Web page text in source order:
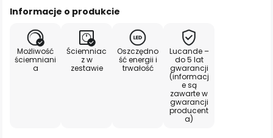
Informacje o produkcie
Możliwość
ściemniani
a
Ściemniac
z w
zestawie
Oszczędno
ść energii i
trwałość
Lucande –
do 5 lat
gwarancji
(informacj
e są
zawarte w
gwarancji
producent
a)